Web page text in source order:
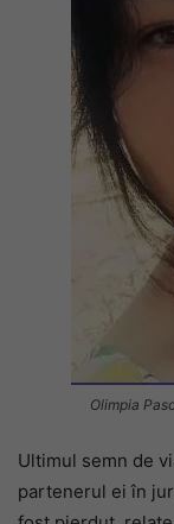
Olimpia
Ultimul semn de
partenerul ei în